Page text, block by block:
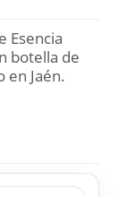
Esencia
botella de
en Jaén.